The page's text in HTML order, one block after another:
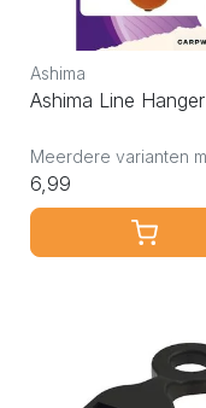
Ashima
Ashima Line Hanger
6,99